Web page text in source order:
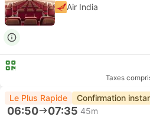
Air India
Taxes
Le Plus Rapide Confirmation
06:50 07:35 45m